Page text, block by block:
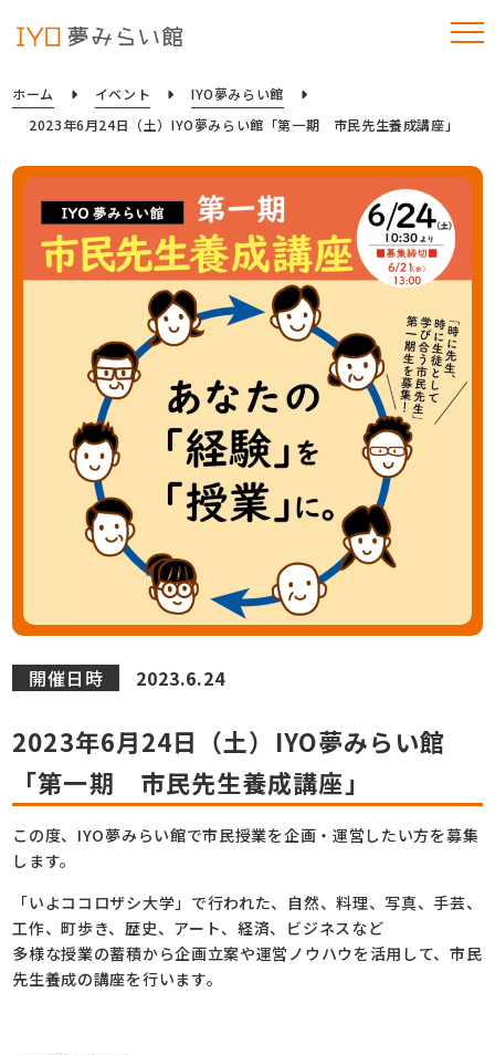
ホーム イベント
IYO夢みらい館
2023年6月24日（土）IYO夢みらい館「第一期 市民先生養成講座」
開催日時 2023.6.24
2023年6月24日（土）IYO夢みらい館
「第一期 市民先生養成講座」
この度、IYO夢みらい館で市民授業を企画・運営したい方を募集
します。
「いよココロザシ大学」で行われた、自然、料理、写真、手芸、
工作、町歩き、歴史、アート、経済、ビジネスなど
多様な授業の蓄積から企画立案や運営ノウハウを活用して、市民
先生養成の講座を行います。